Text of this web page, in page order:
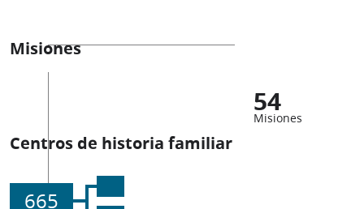
Misiones
54
Misiones
Centros de historia familiar
665